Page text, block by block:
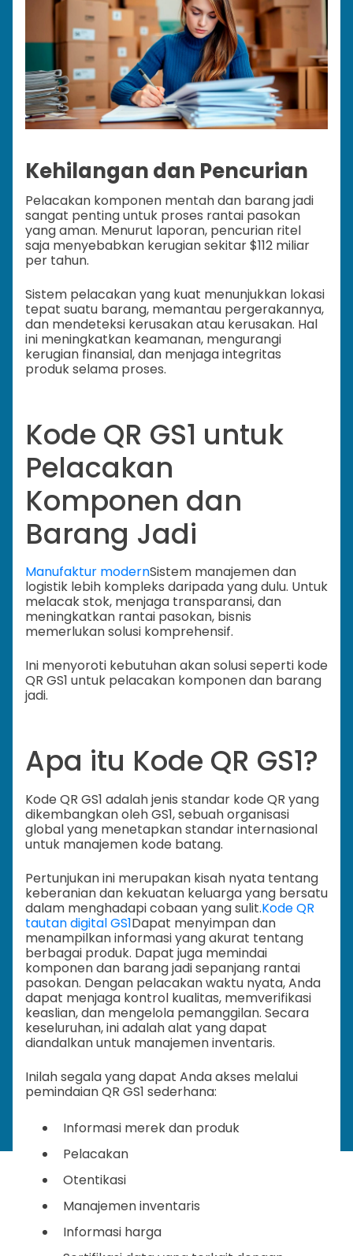
Kehilangan dan Pencurian
Pelacakan komponen mentah dan barang jadi
sangat penting untuk proses rantai pasokan
yang aman. Menurut laporan, pencurian ritel
saja menyebabkan kerugian sekitar $112 miliar
per tahun.
Sistem pelacakan yang kuat menunjukkan lokasi
tepat suatu barang, memantau pergerakannya,
dan mendeteksi kerusakan atau kerusakan. Hal
ini meningkatkan keamanan, mengurangi
kerugian finansial, dan menjaga integritas
produk selama proses.
Kode QR GS1 untuk
Pelacakan
Komponen dan
Barang Jadi
Manufaktur modernSistem manajemen dan
logistik lebih kompleks daripada yang dulu. Untuk
melacak stok, menjaga transparansi, dan
meningkatkan rantai pasokan, bisnis
memerlukan solusi komprehensif.
Ini menyoroti kebutuhan akan solusi seperti kode
QR GS1 untuk pelacakan komponen dan barang
jadi.
Apa itu Kode QR GS1?
Kode QR GS1 adalah jenis standar kode QR yang
dikembangkan oleh GS1, sebuah organisasi
global yang menetapkan standar internasional
untuk manajemen kode batang.
Pertunjukan ini merupakan kisah nyata tentang
keberanian dan kekuatan keluarga yang bersatu
dalam menghadapi cobaan yang sulit.Kode QR
tautan digital GS1Dapat menyimpan dan
menampilkan informasi yang akurat tentang
berbagai produk. Dapat juga memindai
komponen dan barang jadi sepanjang rantai
pasokan. Dengan pelacakan waktu nyata, Anda
dapat menjaga kontrol kualitas, memverifikasi
keaslian, dan mengelola pemanggilan. Secara
keseluruhan, ini adalah alat yang dapat
diandalkan untuk manajemen inventaris.
Inilah segala yang dapat Anda akses melalui
pemindaian QR GS1 sederhana:
Informasi merek dan produk
Pelacakan
Otentikasi
Manajemen inventaris
Informasi harga